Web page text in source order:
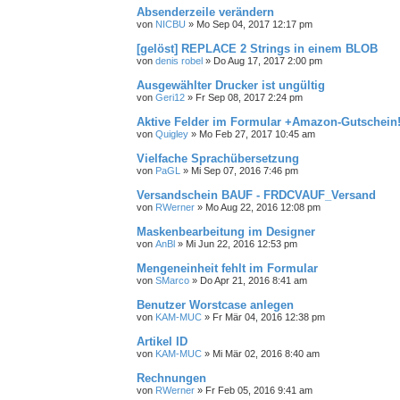
Absenderzeile verändern
von NICBU » Mo Sep 04, 2017 12:17 pm
[gelöst] REPLACE 2 Strings in einem BLOB
von denis robel » Do Aug 17, 2017 2:00 pm
Ausgewählter Drucker ist ungültig
von Geri12 » Fr Sep 08, 2017 2:24 pm
Aktive Felder im Formular +Amazon-Gutschein!
von Quigley » Mo Feb 27, 2017 10:45 am
Vielfache Sprachübersetzung
von PaGL » Mi Sep 07, 2016 7:46 pm
Versandschein BAUF - FRDCVAUF_Versand
von RWerner » Mo Aug 22, 2016 12:08 pm
Maskenbearbeitung im Designer
von AnBl » Mi Jun 22, 2016 12:53 pm
Mengeneinheit fehlt im Formular
von SMarco » Do Apr 21, 2016 8:41 am
Benutzer Worstcase anlegen
von KAM-MUC » Fr Mär 04, 2016 12:38 pm
Artikel ID
von KAM-MUC » Mi Mär 02, 2016 8:40 am
Rechnungen
von RWerner » Fr Feb 05, 2016 9:41 am